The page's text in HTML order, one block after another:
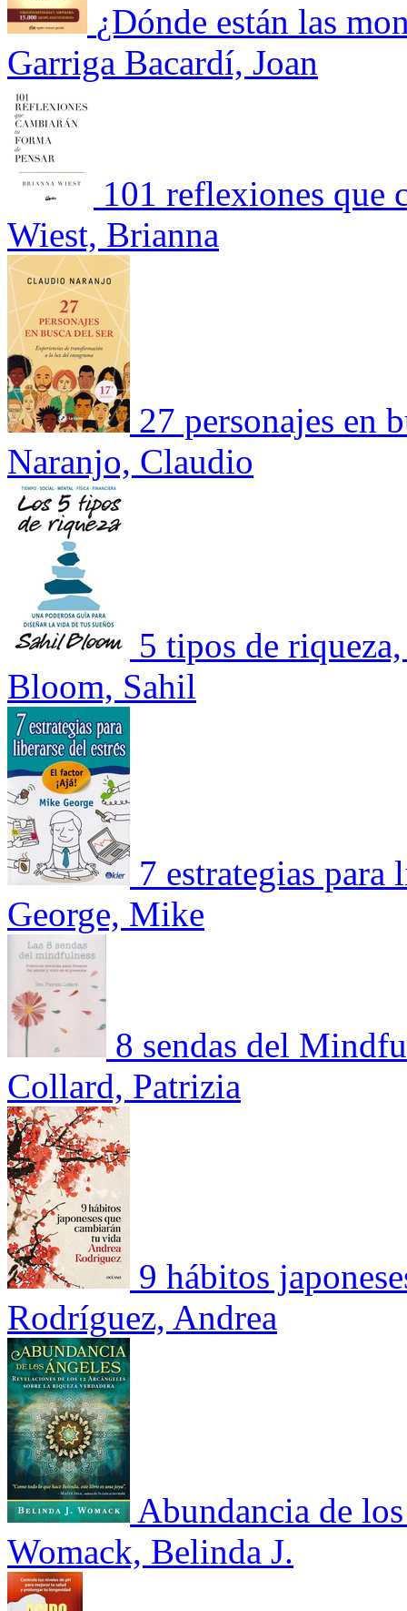
¿Dónde están las
Garriga Bacardí, Joan
101 reflexiones que
Wiest, Brianna
27 personajes en
Naranjo, Claudio
5 tipos de
Bloom, Sahil
7 estrategias para
George, Mike
8 sendas del
Collard, Patrizia
9 hábitos
Rodríguez, Andrea
Abundancia de
Womack, Belinda J.